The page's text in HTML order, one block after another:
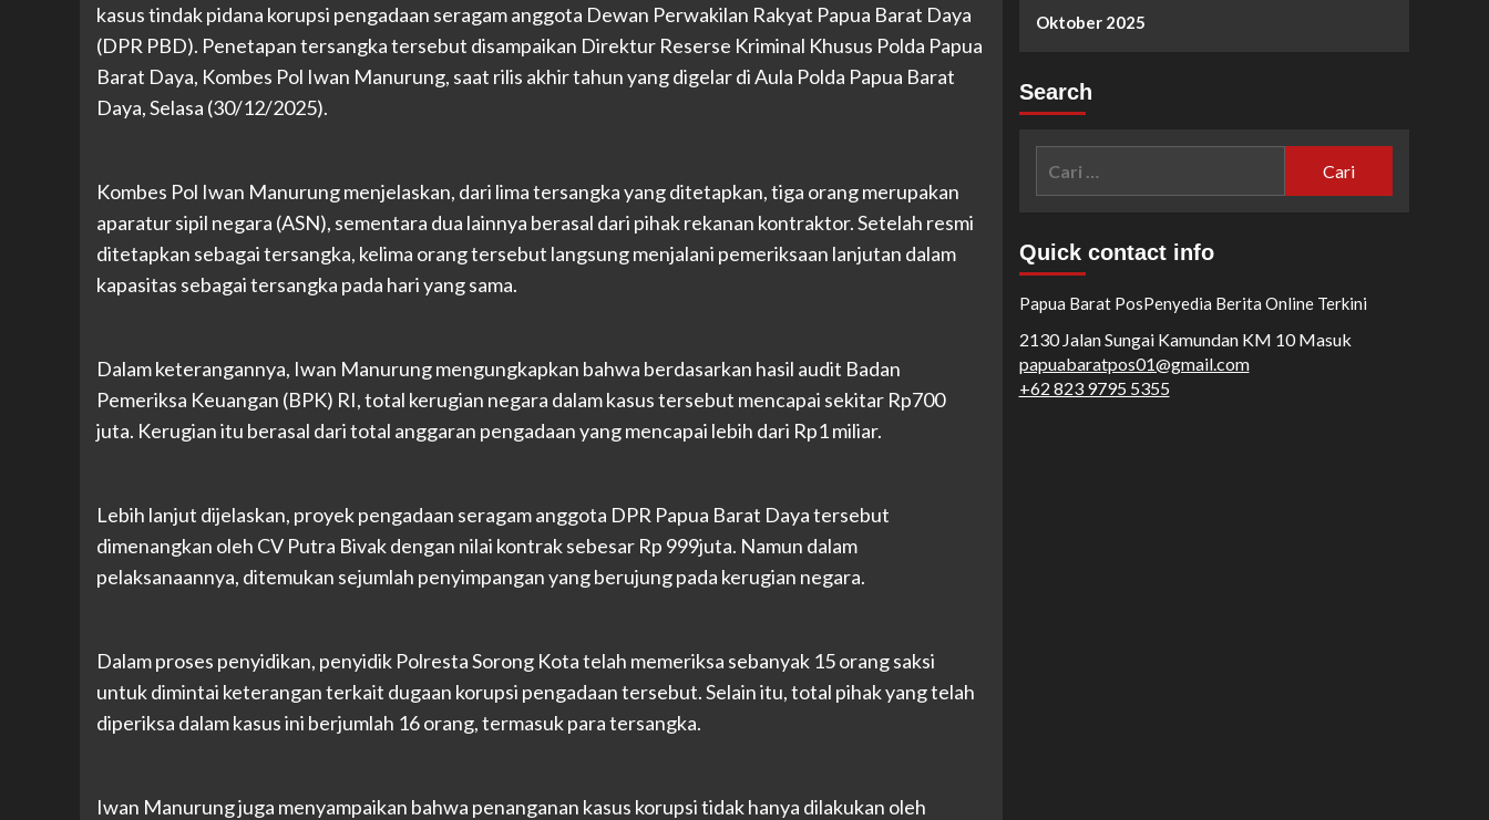
kasus tindak pidana korupsi pengadaan seragam anggota Dewan Perwakilan Rakyat Papua Barat Daya
(DPR PBD). Penetapan tersangka tersebut disampaikan Direktur Reserse Kriminal Khusus Polda Papua
Barat Daya, Kombes Pol Iwan Manurung, saat rilis akhir tahun yang digelar di Aula Polda Papua Barat
Daya, Selasa (30/12/2025).
Kombes Pol Iwan Manurung menjelaskan, dari lima tersangka yang ditetapkan, tiga orang merupakan
aparatur sipil negara (ASN), sementara dua lainnya berasal dari pihak rekanan kontraktor. Setelah resmi
ditetapkan sebagai tersangka, kelima orang tersebut langsung menjalani pemeriksaan lanjutan dalam
kapasitas sebagai tersangka pada hari yang sama.
Dalam keterangannya, Iwan Manurung mengungkapkan bahwa berdasarkan hasil audit Badan
Pemeriksa Keuangan (BPK) RI, total kerugian negara dalam kasus tersebut mencapai sekitar Rp700
juta. Kerugian itu berasal dari total anggaran pengadaan yang mencapai lebih dari Rp1 miliar.
Lebih lanjut dijelaskan, proyek pengadaan seragam anggota DPR Papua Barat Daya tersebut
dimenangkan oleh CV Putra Bivak dengan nilai kontrak sebesar Rp 999juta. Namun dalam
pelaksanaannya, ditemukan sejumlah penyimpangan yang berujung pada kerugian negara.
Dalam proses penyidikan, penyidik Polresta Sorong Kota telah memeriksa sebanyak 15 orang saksi
untuk dimintai keterangan terkait dugaan korupsi pengadaan tersebut. Selain itu, total pihak yang telah
diperiksa dalam kasus ini berjumlah 16 orang, termasuk para tersangka.
Iwan Manurung juga menyampaikan bahwa penanganan kasus korupsi tidak hanya dilakukan oleh
Oktober 2025
Search
Quick contact info
Papua Barat PosPenyedia Berita Online Terkini
2130 Jalan Sungai Kamundan KM 10 Masuk
papuabaratpos01@gmail.com
+62 823 9795 5355